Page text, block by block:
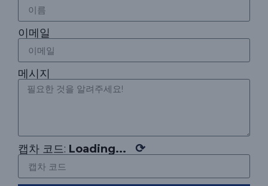
이메일
메시지
캡차 코드: Loading... ⟳